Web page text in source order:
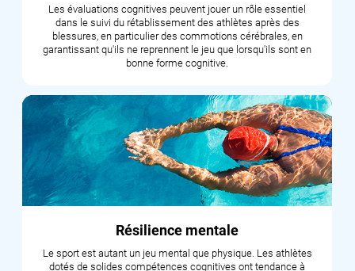
Les évaluations cognitives peuvent jouer un rôle essentiel
dans le suivi du rétablissement des athlètes après des
blessures, en particulier des commotions cérébrales, en
garantissant qu'ils ne reprennent le jeu que lorsqu'ils sont en
bonne forme cognitive.
Résilience mentale
Le sport est autant un jeu mental que physique. Les athlètes
dotés de solides compétences cognitives ont tendance à